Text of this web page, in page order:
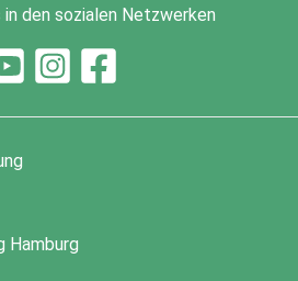
in den sozialen Netzwerken
Hamburg